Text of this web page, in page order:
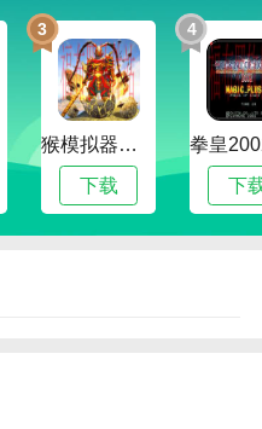
您的朋友分享:
3
猴模拟器下载_猴哥模拟器
下载
4
下